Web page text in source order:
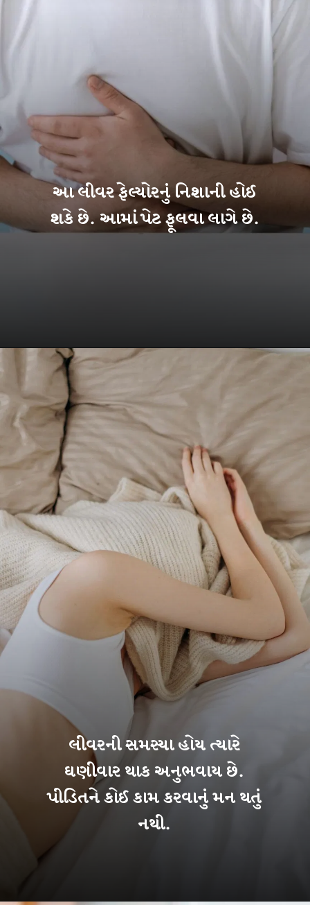
આ લીવર ફેલ્યોરનું નિશાની હોઈ
શકે છે. આમાં પેટ ફૂલવા લાગે છે.
લીવરની સમસ્યા હોય ત્યારે
ઘણીવાર થાક અનુભવાય છે.
પીડિતને કોઈ કામ કરવાનું મન થતું
નથી.